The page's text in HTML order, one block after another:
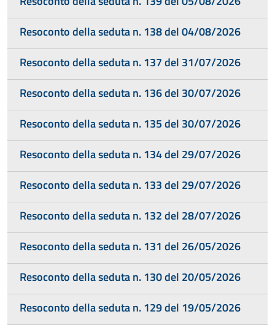
Resoconto della seduta n. 138 del 04/08/2026
Resoconto della seduta n. 137 del 31/07/2026
Resoconto della seduta n. 136 del 30/07/2026
Resoconto della seduta n. 135 del 30/07/2026
Resoconto della seduta n. 134 del 29/07/2026
Resoconto della seduta n. 133 del 29/07/2026
Resoconto della seduta n. 132 del 28/07/2026
Resoconto della seduta n. 131 del 26/05/2026
Resoconto della seduta n. 130 del 20/05/2026
Resoconto della seduta n. 129 del 19/05/2026